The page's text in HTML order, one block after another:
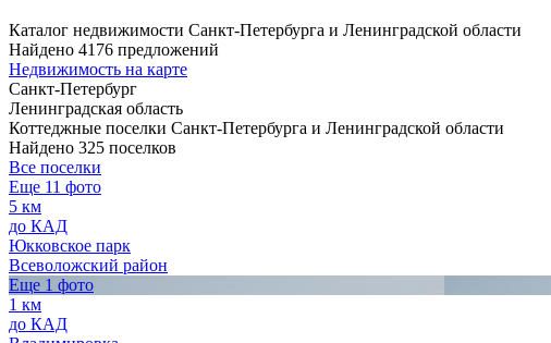
Каталог недвижимости Санкт-Петербурга и Ленинградской области
Найдено 4176 предложений
Недвижимость на карте
Санкт-Петербург
Ленинградская область
Коттеджные поселки Санкт-Петербурга и Ленинградской области
Найдено 325 поселков
Все поселки
Еще 11 фото
5 км
до КАД
Юкковское парк
Всеволожский район
Еще 1 фото
1 км
до КАД